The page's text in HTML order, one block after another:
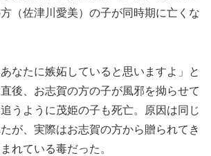
（佐津川愛美）の子が同時期に亡くな
なたに嫉妬していると思いますよ」と
後、お志賀の方の子が風邪を拗らせて
うように茂姫の子も死亡。原因は同じ
が、実際はお志賀の方から贈られてき
れている毒だった。